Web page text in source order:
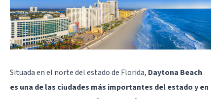
Situada en el norte del estado de Florida, Daytona Beach
es una de las ciudades más importantes del estado y en